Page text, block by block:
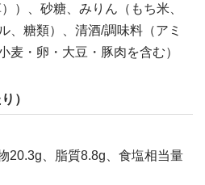
）、砂糖、みりん（もち米、
、糖類）、清酒/調味料（アミ
麦・卵・大豆・豚肉を含む）
）
20.3g、脂質8.8g、食塩相当量